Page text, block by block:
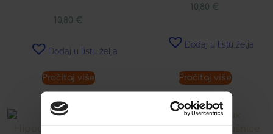
10,80 €
Dodaj u listu želja
Pročitaj više
10,80 €
Dodaj u listu želja
Pročitaj više